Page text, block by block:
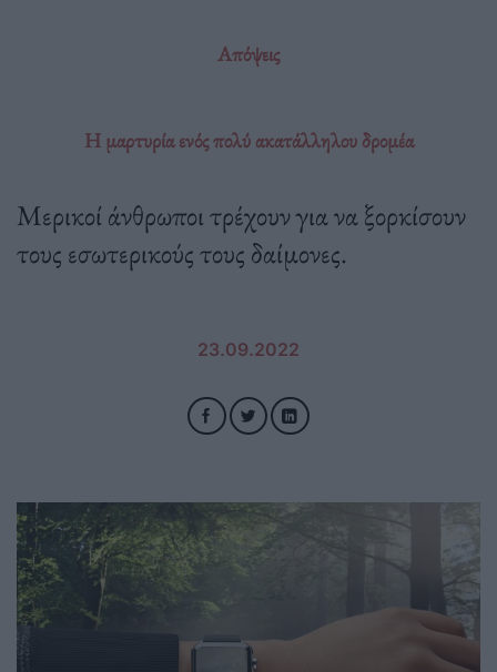
Απόψεις
Η μαρτυρία ενός πολύ ακατάλληλου δρομέα
Μερικοί άνθρωποι τρέχουν για να ξορκίσουν
τους εσωτερικούς τους δαίμονες.
23.09.2022